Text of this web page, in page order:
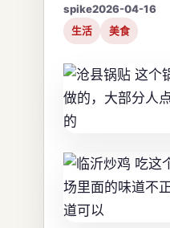
spike2026-04-16
生活 美食